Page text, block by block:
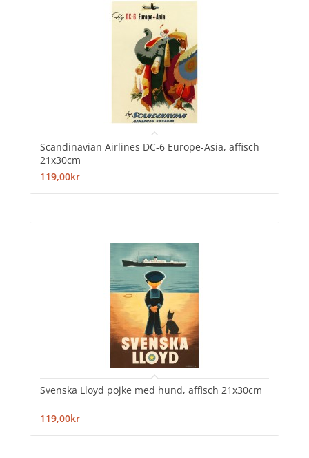
Scandinavian Airlines DC-6 Europe-Asia, affisch
21x30cm
119,00kr
Svenska Lloyd pojke med hund, affisch 21x30cm
119,00kr